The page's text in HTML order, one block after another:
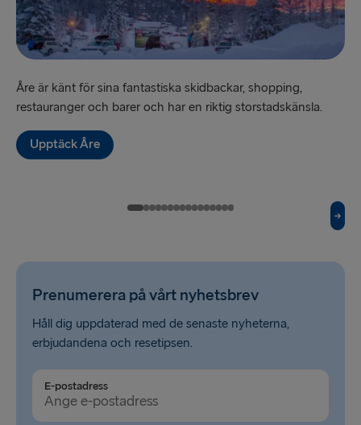
TILL LETTLAND
Ventspils → Nynäshamn
RESTEN AV EUROPA
Belfast → Cairnryan
Travemünde → Liepāja
Cairnryan → Belfast
Åre är känt för sina fantastiska skidbackar, shopping,
restauranger och barer och har en riktig storstadskänsla.
Upptäck Åre
Prenumerera på vårt nyhetsbrev
Håll dig uppdaterad med de senaste nyheterna,
erbjudandena och resetipsen.
E-postadress